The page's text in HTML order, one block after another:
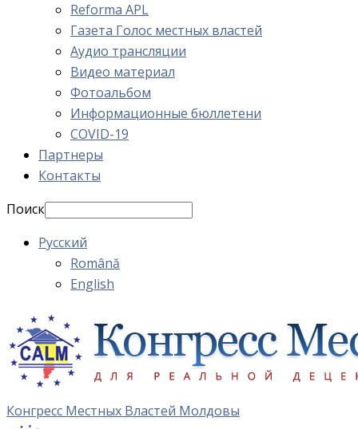
Reforma APL
Газета Голос местных властей
Аудио трансляции
Видео материал
Фотоальбом
Информационные бюллетени
COVID-19
Партнеры
Контакты
Поиск
Русский
Română
English
Конгресс Местных Властей Молдовы